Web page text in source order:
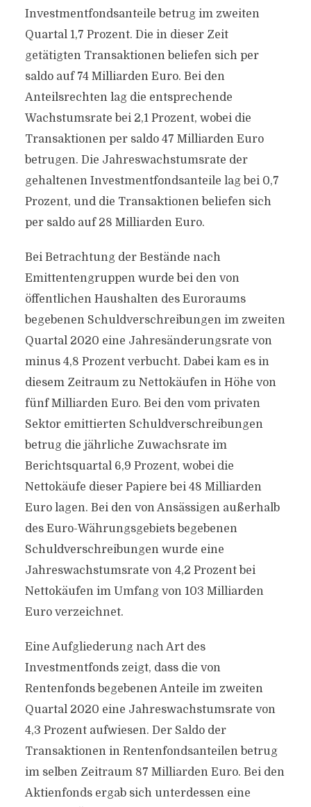
Investmentfondsanteile betrug im zweiten
Quartal 1,7 Prozent. Die in dieser Zeit
getätigten Transaktionen beliefen sich per
saldo auf 74 Milliarden Euro. Bei den
Anteilsrechten lag die entsprechende
Wachstumsrate bei 2,1 Prozent, wobei die
Transaktionen per saldo 47 Milliarden Euro
betrugen. Die Jahreswachstumsrate der
gehaltenen Investmentfondsanteile lag bei 0,7
Prozent, und die Transaktionen beliefen sich
per saldo auf 28 Milliarden Euro.
Bei Betrachtung der Bestände nach
Emittentengruppen wurde bei den von
öffentlichen Haushalten des Euroraums
begebenen Schuldverschreibungen im zweiten
Quartal 2020 eine Jahresänderungsrate von
minus 4,8 Prozent verbucht. Dabei kam es in
diesem Zeitraum zu Nettokäufen in Höhe von
fünf Milliarden Euro. Bei den vom privaten
Sektor emittierten Schuldverschreibungen
betrug die jährliche Zuwachsrate im
Berichtsquartal 6,9 Prozent, wobei die
Nettokäufe dieser Papiere bei 48 Milliarden
Euro lagen. Bei den von Ansässigen außerhalb
des Euro-Währungsgebiets begebenen
Schuldverschreibungen wurde eine
Jahreswachstumsrate von 4,2 Prozent bei
Nettokäufen im Umfang von 103 Milliarden
Euro verzeichnet.
Eine Aufgliederung nach Art des
Investmentfonds zeigt, dass die von
Rentenfonds begebenen Anteile im zweiten
Quartal 2020 eine Jahreswachstumsrate von
4,3 Prozent aufwiesen. Der Saldo der
Transaktionen in Rentenfondsanteilen betrug
im selben Zeitraum 87 Milliarden Euro. Bei den
Aktienfonds ergab sich unterdessen eine